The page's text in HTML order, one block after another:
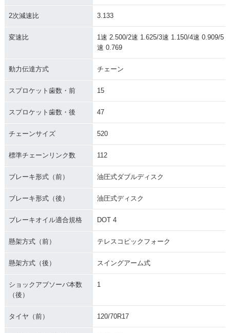
2次減速比 3.133
変速比
1速 2.500/2速 1.625/3速 1.150/4速 0.909/5
速 0.769
動力伝達方式 チェーン
スプロケット歯数・前 15
スプロケット歯数・後 47
チェーンサイズ 520
標準チェーンリンク数 112
ブレーキ形式（前） 油圧式ダブルディスク
ブレーキ形式（後） 油圧式ディスク
ブレーキオイル適合規格 DOT 4
懸架方式（前） テレスコピックフォーク
懸架方式（後） スイングアーム式
ショックアブソーバ本数
（後）
1
タイヤ（前） 120/70R17